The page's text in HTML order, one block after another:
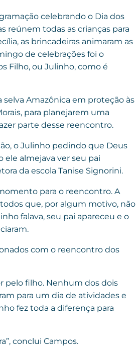
celebrando o Dia dos
reúnem todas as crianças para
as brincadeiras animaram as
de celebrações foi o
Filho, ou Julinho, como é
Amazônica em proteção às
para planejarem uma
parte desse reencontro.
o Julinho pedindo que Deus
ele almejava ver seu pai
da escola Tanise Signorini.
para o reencontro. A
que, por algum motivo, não
falava, seu pai apareceu e o
com o reencontro dos
pelo filho. Nenhum dos dois
para um dia de atividades e
fez toda a diferença para
conclui Campos.